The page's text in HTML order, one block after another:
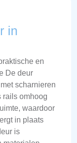
in
en
De deur
scharnieren
rails omhoog
waardoor
in plaats
is